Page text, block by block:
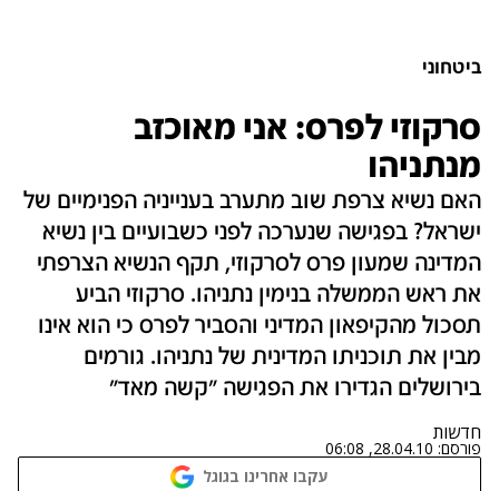
ביטחוני
סרקוזי לפרס: אני מאוכזב
מנתניהו
האם נשיא צרפת שוב מתערב בענייניה הפנימיים של
ישראל? בפגישה שנערכה לפני כשבועיים בין נשיא
המדינה שמעון פרס לסרקוזי, תקף הנשיא הצרפתי
את ראש הממשלה בנימין נתניהו. סרקוזי הביע
תסכול מהקיפאון המדיני והסביר לפרס כי הוא אינו
מבין את תוכניתו המדינית של נתניהו. גורמים
בירושלים הגדירו את הפגישה "קשה מאד"
חדשות
פורסם: 28.04.10, 06:08
עקבו אחרינו בגוגל